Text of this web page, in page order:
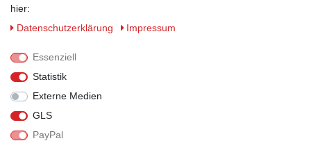
VERSANDPARTNER
hier:
Daten­schutz­erklärung
Impressum
Essenziell
Statistik
Externe Medien
GLS
PayPal